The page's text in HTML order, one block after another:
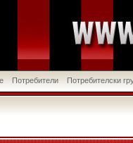
Потребители Потребителски